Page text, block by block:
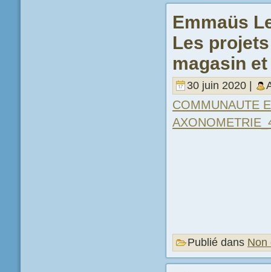
Emmaüs
Les
magasin
30 juin 2020 |
COMMUNAUTE
Publié dans Non